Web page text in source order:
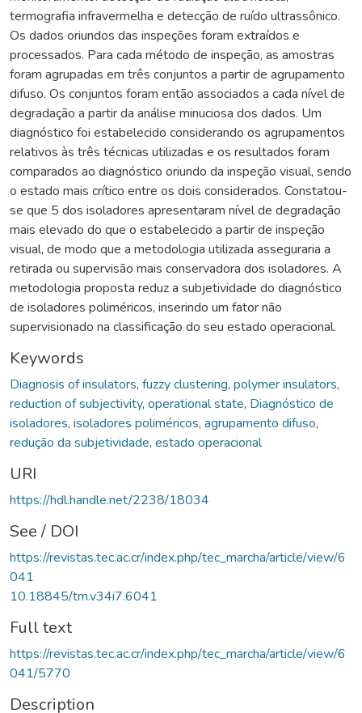
termografia infravermelha e detecção de ruído ultrassônico.
Os dados oriundos das inspeções foram extraídos e
processados. Para cada método de inspeção, as amostras
foram agrupadas em três conjuntos a partir de agrupamento
difuso. Os conjuntos foram então associados a cada nível de
degradação a partir da análise minuciosa dos dados. Um
diagnóstico foi estabelecido considerando os agrupamentos
relativos às três técnicas utilizadas e os resultados foram
comparados ao diagnóstico oriundo da inspeção visual, sendo
o estado mais crítico entre os dois considerados. Constatou-
se que 5 dos isoladores apresentaram nível de degradação
mais elevado do que o estabelecido a partir de inspeção
visual, de modo que a metodologia utilizada asseguraria a
retirada ou supervisão mais conservadora dos isoladores. A
metodologia proposta reduz a subjetividade do diagnóstico
de isoladores poliméricos, inserindo um fator não
supervisionado na classificação do seu estado operacional.
Keywords
Diagnosis of insulators, fuzzy clustering, polymer insulators,
reduction of subjectivity, operational state, Diagnóstico de
isoladores, isoladores poliméricos, agrupamento difuso,
redução da subjetividade, estado operacional
URI
https://hdl.handle.net/2238/18034
See / DOI
https://revistas.tec.ac.cr/index.php/tec_marcha/article/view/6
041
10.18845/tm.v34i7.6041
Full text
https://revistas.tec.ac.cr/index.php/tec_marcha/article/view/6
041/5770
Description